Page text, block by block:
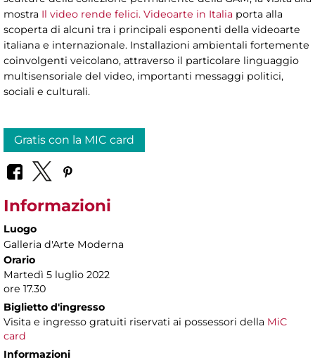
mostra Il video rende felici. Videoarte in Italia porta alla
scoperta di alcuni tra i principali esponenti della videoarte
italiana e internazionale. Installazioni ambientali fortemente
coinvolgenti veicolano, attraverso il particolare linguaggio
multisensoriale del video, importanti messaggi politici,
sociali e culturali.
Gratis con la MIC card
Informazioni
Luogo
Galleria d'Arte Moderna
Orario
Martedì 5 luglio 2022
ore 17.30
Biglietto d'ingresso
Visita e ingresso gratuiti riservati ai possessori della MiC
card
Informazioni